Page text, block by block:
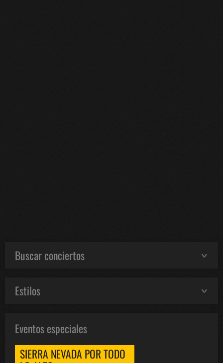
Buscar conciertos
Estilos
Eventos especiales
SIERRA NEVADA POR TODO